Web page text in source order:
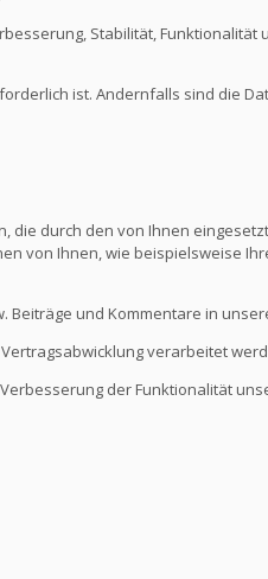
Stabilität, Funktionalität
ist. Andernfalls sind die
die durch den von Ihnen
von Ihnen, wie beispielsweise
und Kommentare in
verarbeitet
der Funktionalität